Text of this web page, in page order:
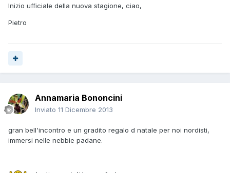
Inizio ufficiale della nuova stagione, ciao,
Pietro
Annamaria Bononcini
Inviato 11 Dicembre 2013
gran bell'incontro e un gradito regalo d natale per noi nordisti,
immersi nelle nebbie padane.